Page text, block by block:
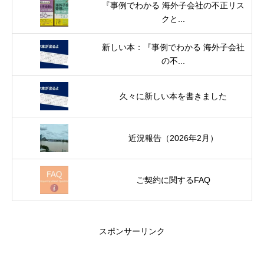
『事例でわかる 海外子会社の不正リス
クと...
新しい本：『事例でわかる 海外子会社
の不...
久々に新しい本を書きました
近況報告（2026年2月）
ご契約に関するFAQ
スポンサーリンク